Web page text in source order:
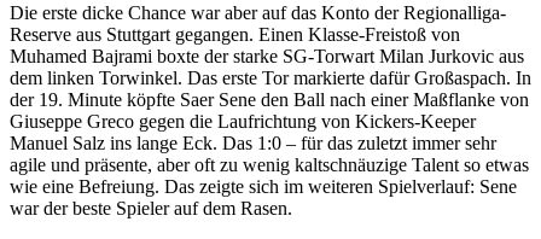
Die erste dicke Chance war aber auf das Konto der Regionalliga-
Reserve aus Stuttgart gegangen. Einen Klasse-Freistoß von
Muhamed Bajrami boxte der starke SG-Torwart Milan Jurkovic aus
dem linken Torwinkel. Das erste Tor markierte dafür Großaspach. In
der 19. Minute köpfte Saer Sene den Ball nach einer Maßflanke von
Giuseppe Greco gegen die Laufrichtung von Kickers-Keeper
Manuel Salz ins lange Eck. Das 1:0 – für das zuletzt immer sehr
agile und präsente, aber oft zu wenig kaltschnäuzige Talent so etwas
wie eine Befreiung. Das zeigte sich im weiteren Spielverlauf: Sene
war der beste Spieler auf dem Rasen.